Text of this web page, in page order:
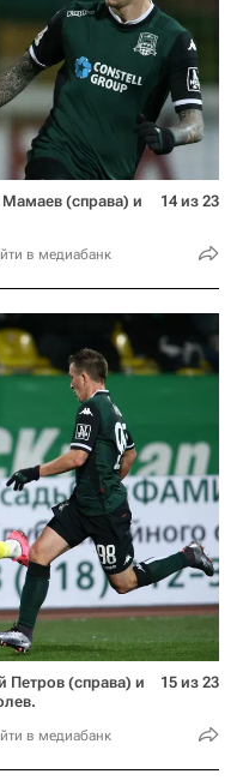
(справа) и
в медиабанк
14 из 23
Петров (справа) и
в медиабанк
15 из 23